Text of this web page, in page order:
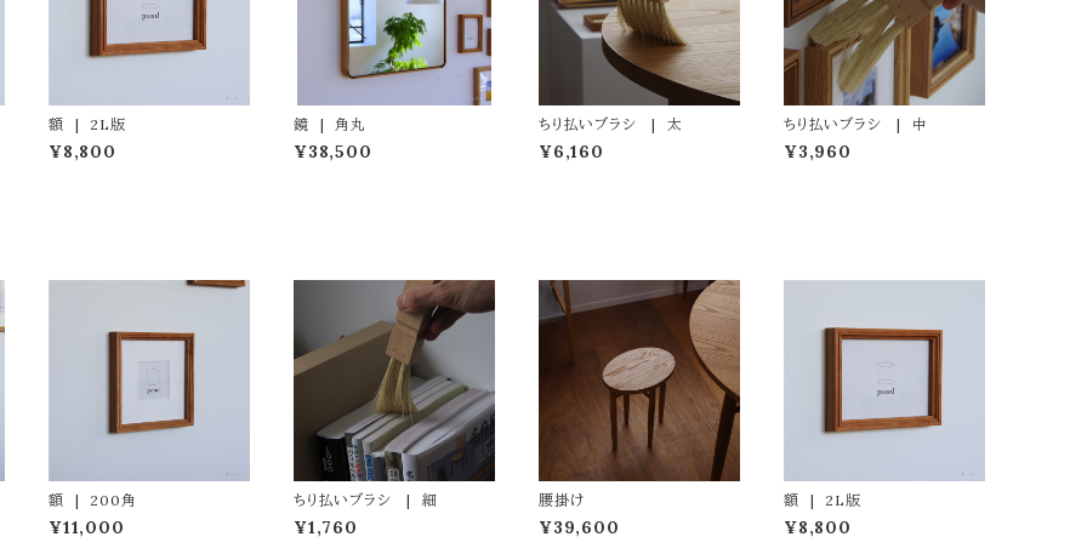
額 | 2L版
¥8,800
鏡 | 角丸
¥38,500
ちり払いブラシ | 太
¥6,160
ちり払いブラシ | 中
¥3,960
額 | 200角
¥11,000
ちり払いブラシ | 細
¥1,760
腰掛け
¥39,600
額 | 2L版
¥8,800